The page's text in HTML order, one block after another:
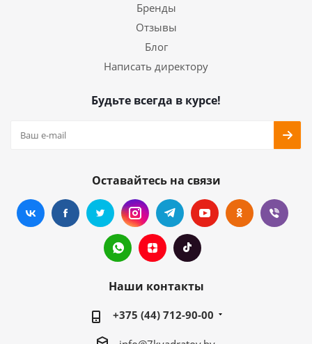
Бренды
Отзывы
Блог
Написать директору
Будьте всегда в курсе!
Оставайтесь на связи
Наши контакты
+375 (44) 712-90-00